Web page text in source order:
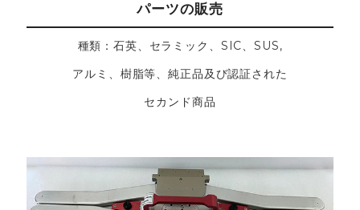
パーツの販売
種類：石英、セラミック、SIC、SUS,
アルミ、樹脂等、純正品及び認証された
セカンド商品